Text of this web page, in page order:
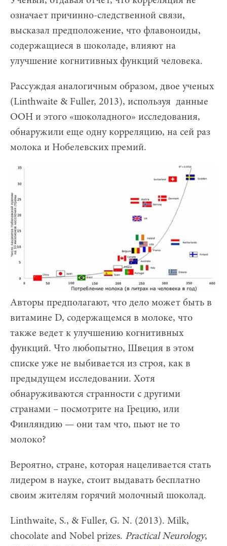
означает причинно-следственной связи,
высказал предположение, что флавоноиды,
содержащиеся в шоколаде, влияют на
улучшение когнитивных функций человека.
Рассуждая аналогичным образом, двое ученых
(Linthwaite & Fuller, 2013), используя данные
ООН и этого «шоколадного» исследования,
обнаружили еще одну корреляцию, на сей раз
молока и Нобелевских премий.
Авторы предполагают, что дело может быть в
витамине D, содержащемся в молоке, что
также ведет к улучшению когнитивных
функций. Что любопытно, Швеция в этом
списке уже не выбивается из строя, как в
предыдущем исследовании. Хотя
обнаруживаются странности с другими
странами – посмотрите на Грецию, или
Финляндию — они там что, пьют не то
молоко?
Вероятно, стране, которая нацеливается стать
лидером в науке, стоит выдавать бесплатно
своим жителям горячий молочный шоколад.
Linthwaite, S., & Fuller, G. N. (2013). Milk,
chocolate and Nobel prizes. Practical Neurology,